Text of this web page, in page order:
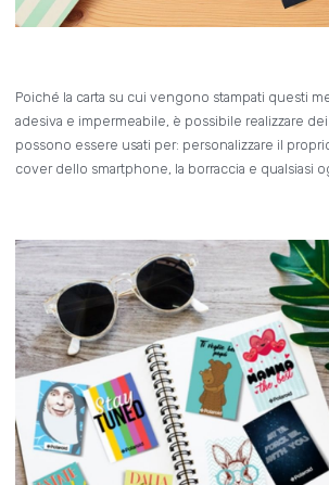
Poiché la carta su cui vengono stampati questi
adesiva e impermeabile, è possibile realizzare
possono essere usati per: personalizzare il
cover dello smartphone, la borraccia e qualsiasi